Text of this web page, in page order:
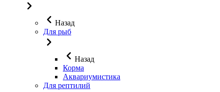
Назад
Для рыб
Назад
Корма
Аквариумистика
Для рептилий